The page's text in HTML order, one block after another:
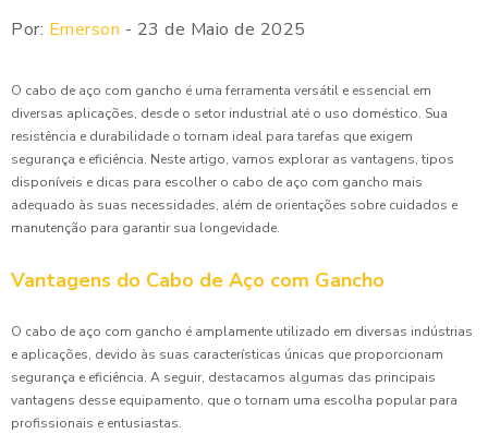
Por: Emerson - 23 de Maio de 2025
O cabo de aço com gancho é uma ferramenta versátil e essencial em
diversas aplicações, desde o setor industrial até o uso doméstico. Sua
resistência e durabilidade o tornam ideal para tarefas que exigem
segurança e eficiência. Neste artigo, vamos explorar as vantagens, tipos
disponíveis e dicas para escolher o cabo de aço com gancho mais
adequado às suas necessidades, além de orientações sobre cuidados e
manutenção para garantir sua longevidade.
Vantagens do Cabo de Aço com Gancho
O cabo de aço com gancho é amplamente utilizado em diversas indústrias
e aplicações, devido às suas características únicas que proporcionam
segurança e eficiência. A seguir, destacamos algumas das principais
vantagens desse equipamento, que o tornam uma escolha popular para
profissionais e entusiastas.